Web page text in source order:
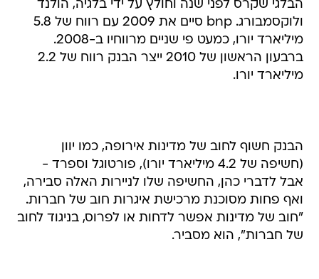
הבלגי שקרס לפני שנה וחולץ על ידי בלגיה, הולנד
ולוקסמבורג. bnp סיים את 2009 עם רווח של 5.8
מיליארד יורו, כמעט פי שניים מרווחיו ב-2008.
ברבעון הראשון של 2010 ייצר הבנק רווח של 2.2
מיליארד יורו.
הבנק חשוף לחוב של מדינות אירופה, כמו יוון
(חשיפה של 4.2 מיליארד יורו), פורטוגל וספרד -
אבל לדברי כהן, החשיפה שלו לניירות האלה סבירה,
ואף פחות מסוכנת מרכישת איגרות חוב של חברות.
"חוב של מדינות אפשר לדחות או לפרוס, בניגוד לחוב
של חברות", הוא מסביר.